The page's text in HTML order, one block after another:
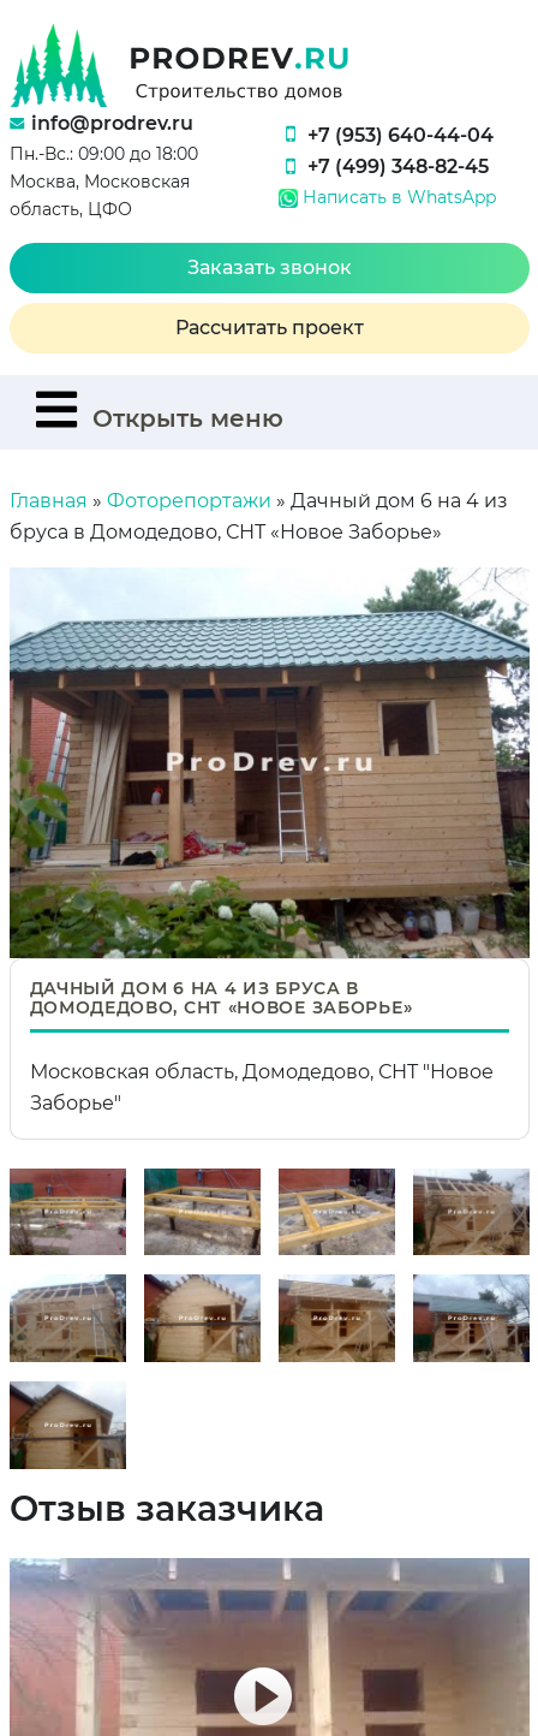
info@prodrev.ru
Пн.-Вс.: 09:00 до 18:00
Москва, Московская
область, ЦФО
+7 (953) 640-44-04
+7 (499) 348-82-45
Написать в WhatsApp
Заказать звонок
Рассчитать проект
Открыть меню
Главная » Фоторепортажи » Дачный дом 6 на 4 из
бруса в Домодедово, СНТ «Новое Заборье»
ДАЧНЫЙ ДОМ 6 НА 4 ИЗ БРУСА В
ДОМОДЕДОВО, СНТ «НОВОЕ ЗАБОРЬЕ»
Московская область, Домодедово, СНТ "Новое
Заборье"
Отзыв заказчика